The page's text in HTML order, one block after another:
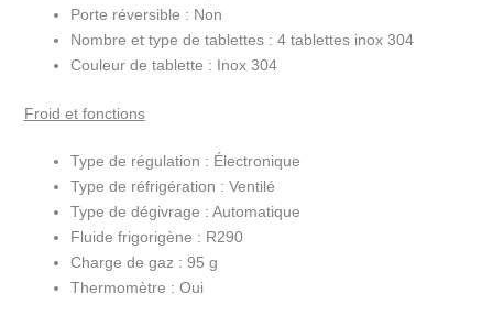
Porte réversible : Non
Nombre et type de tablettes : 4 tablettes inox 304
Couleur de tablette : Inox 304
Froid et fonctions
Type de régulation : Électronique
Type de réfrigération : Ventilé
Type de dégivrage : Automatique
Fluide frigorigène : R290
Charge de gaz : 95 g
Thermomètre : Oui